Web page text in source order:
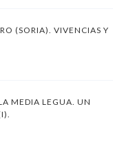
(SORIA). VIVENCIAS Y
MEDIA LEGUA. UN